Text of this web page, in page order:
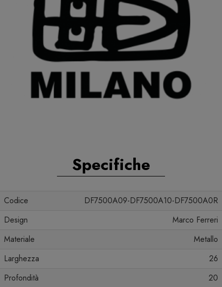
Specifiche
Codice
DF7500A09-DF7500A10-DF7500A0R
Design
Marco Ferreri
Materiale
Metallo
Larghezza
26
Profondità
20